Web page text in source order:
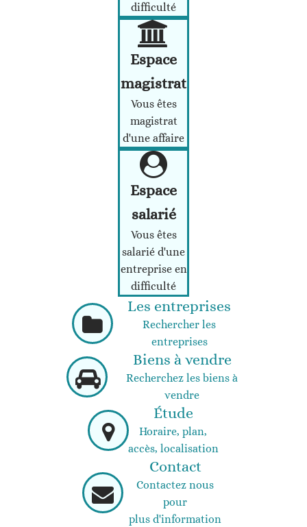
difficulté
Espace
magistrat
Vous êtes
magistrat
d'une affaire
Espace
salarié
Vous êtes
salarié d'une
entreprise en
difficulté
Les entreprises
Rechercher les
entreprises
Biens à vendre
Recherchez les biens à
vendre
Étude
Horaire, plan,
accès, localisation
Contact
Contactez nous
pour
plus d'information